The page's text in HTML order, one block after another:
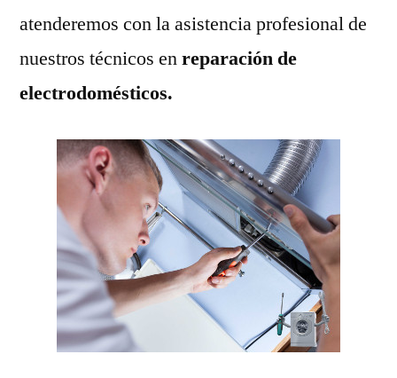
atenderemos con la asistencia profesional de
nuestros técnicos enreparación de
electrodomésticos.